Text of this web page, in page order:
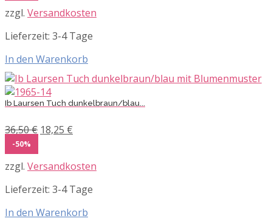
54,90 €41,15 €.
zzgl. Versandkosten
Lieferzeit: 3-4 Tage
In den Warenkorb
Ib Laursen Tuch dunkelbraun/blau...
36,50€ Ursprünglicher
36,50 €
18,25 €
18,25 €.
-50%
zzgl. Versandkosten
Lieferzeit: 3-4 Tage
In den Warenkorb